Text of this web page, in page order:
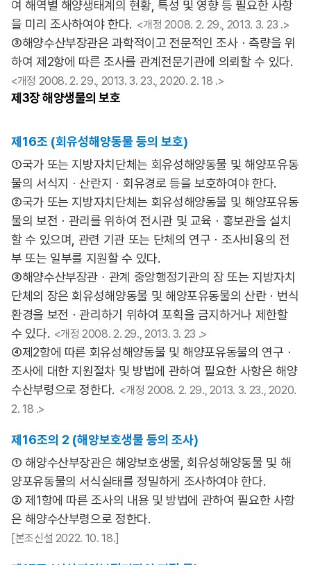
여 해역별 해양생태계의 현황, 특성 및 영향 등 필요한 사항
을 미리 조사하여야 한다. <개정 2008. 2. 29., 2013. 3. 23 .>
③해양수산부장관은 과학적이고 전문적인 조사ㆍ측량을 위
하여 제2항에 따른 조사를 관계전문기관에 의뢰할 수 있다.
<개정 2008. 2. 29., 2013. 3. 23., 2020. 2. 18 .>
제3장해양생물의 보호
제16조 (회유성해양동물 등의 보호)
①국가 또는 지방자치단체는 회유성해양동물 및 해양포유동
물의 서식지ㆍ산란지ㆍ회유경로 등을 보호하여야 한다.
②국가 또는 지방자치단체는 회유성해양동물 및 해양포유동
물의 보전ㆍ관리를 위하여 전시관 및 교육ㆍ홍보관을 설치
할 수 있으며, 관련 기관 또는 단체의 연구ㆍ조사비용의 전
부 또는 일부를 지원할 수 있다.
③해양수산부장관ㆍ관계 중앙행정기관의 장 또는 지방자치
단체의 장은 회유성해양동물 및 해양포유동물의 산란ㆍ번식
환경을 보전ㆍ관리하기 위하여 포획을 금지하거나 제한할
수 있다. <개정 2008. 2. 29., 2013. 3. 23 .>
④제2항에 따른 회유성해양동물 및 해양포유동물의 연구ㆍ
조사에 대한 지원절차 및 방법에 관하여 필요한 사항은 해양
수산부령으로 정한다. <개정 2008. 2. 29., 2013. 3. 23., 2020.
2. 18 .>
제16조의 2 (해양보호생물 등의 조사)
① 해양수산부장관은 해양보호생물, 회유성해양동물 및 해
양포유동물의 서식실태를 정밀하게 조사하여야 한다.
② 제1항에 따른 조사의 내용 및 방법에 관하여 필요한 사항
은 해양수산부령으로 정한다.
[본조신설 2022. 10. 18.]